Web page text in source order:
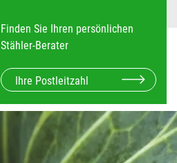
Finden Sie Ihren persönlichen
Stähler-Berater